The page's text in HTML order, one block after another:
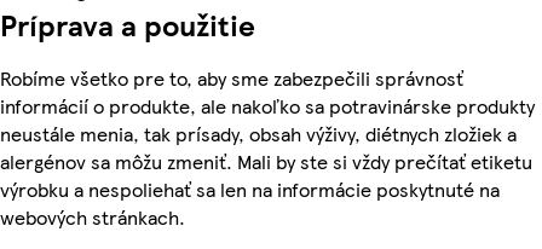
Príprava a použitie
Robíme všetko pre to, aby sme zabezpečili správnosť
informácií o produkte, ale nakoľko sa potravinárske produkty
neustále menia, tak prísady, obsah výživy, diétnych zložiek a
alergénov sa môžu zmeniť. Mali by ste si vždy prečítať etiketu
výrobku a nespoliehať sa len na informácie poskytnuté na
webových stránkach.